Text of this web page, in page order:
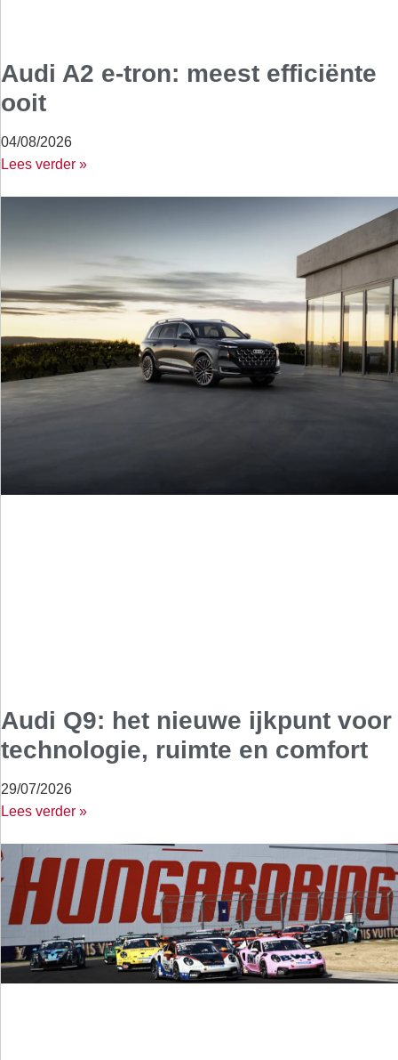
Audi A2 e-tron: meest efficiënte
ooit
04/08/2026
Lees verder »
Audi Q9: het nieuwe ijkpunt voor
technologie, ruimte en comfort
29/07/2026
Lees verder »